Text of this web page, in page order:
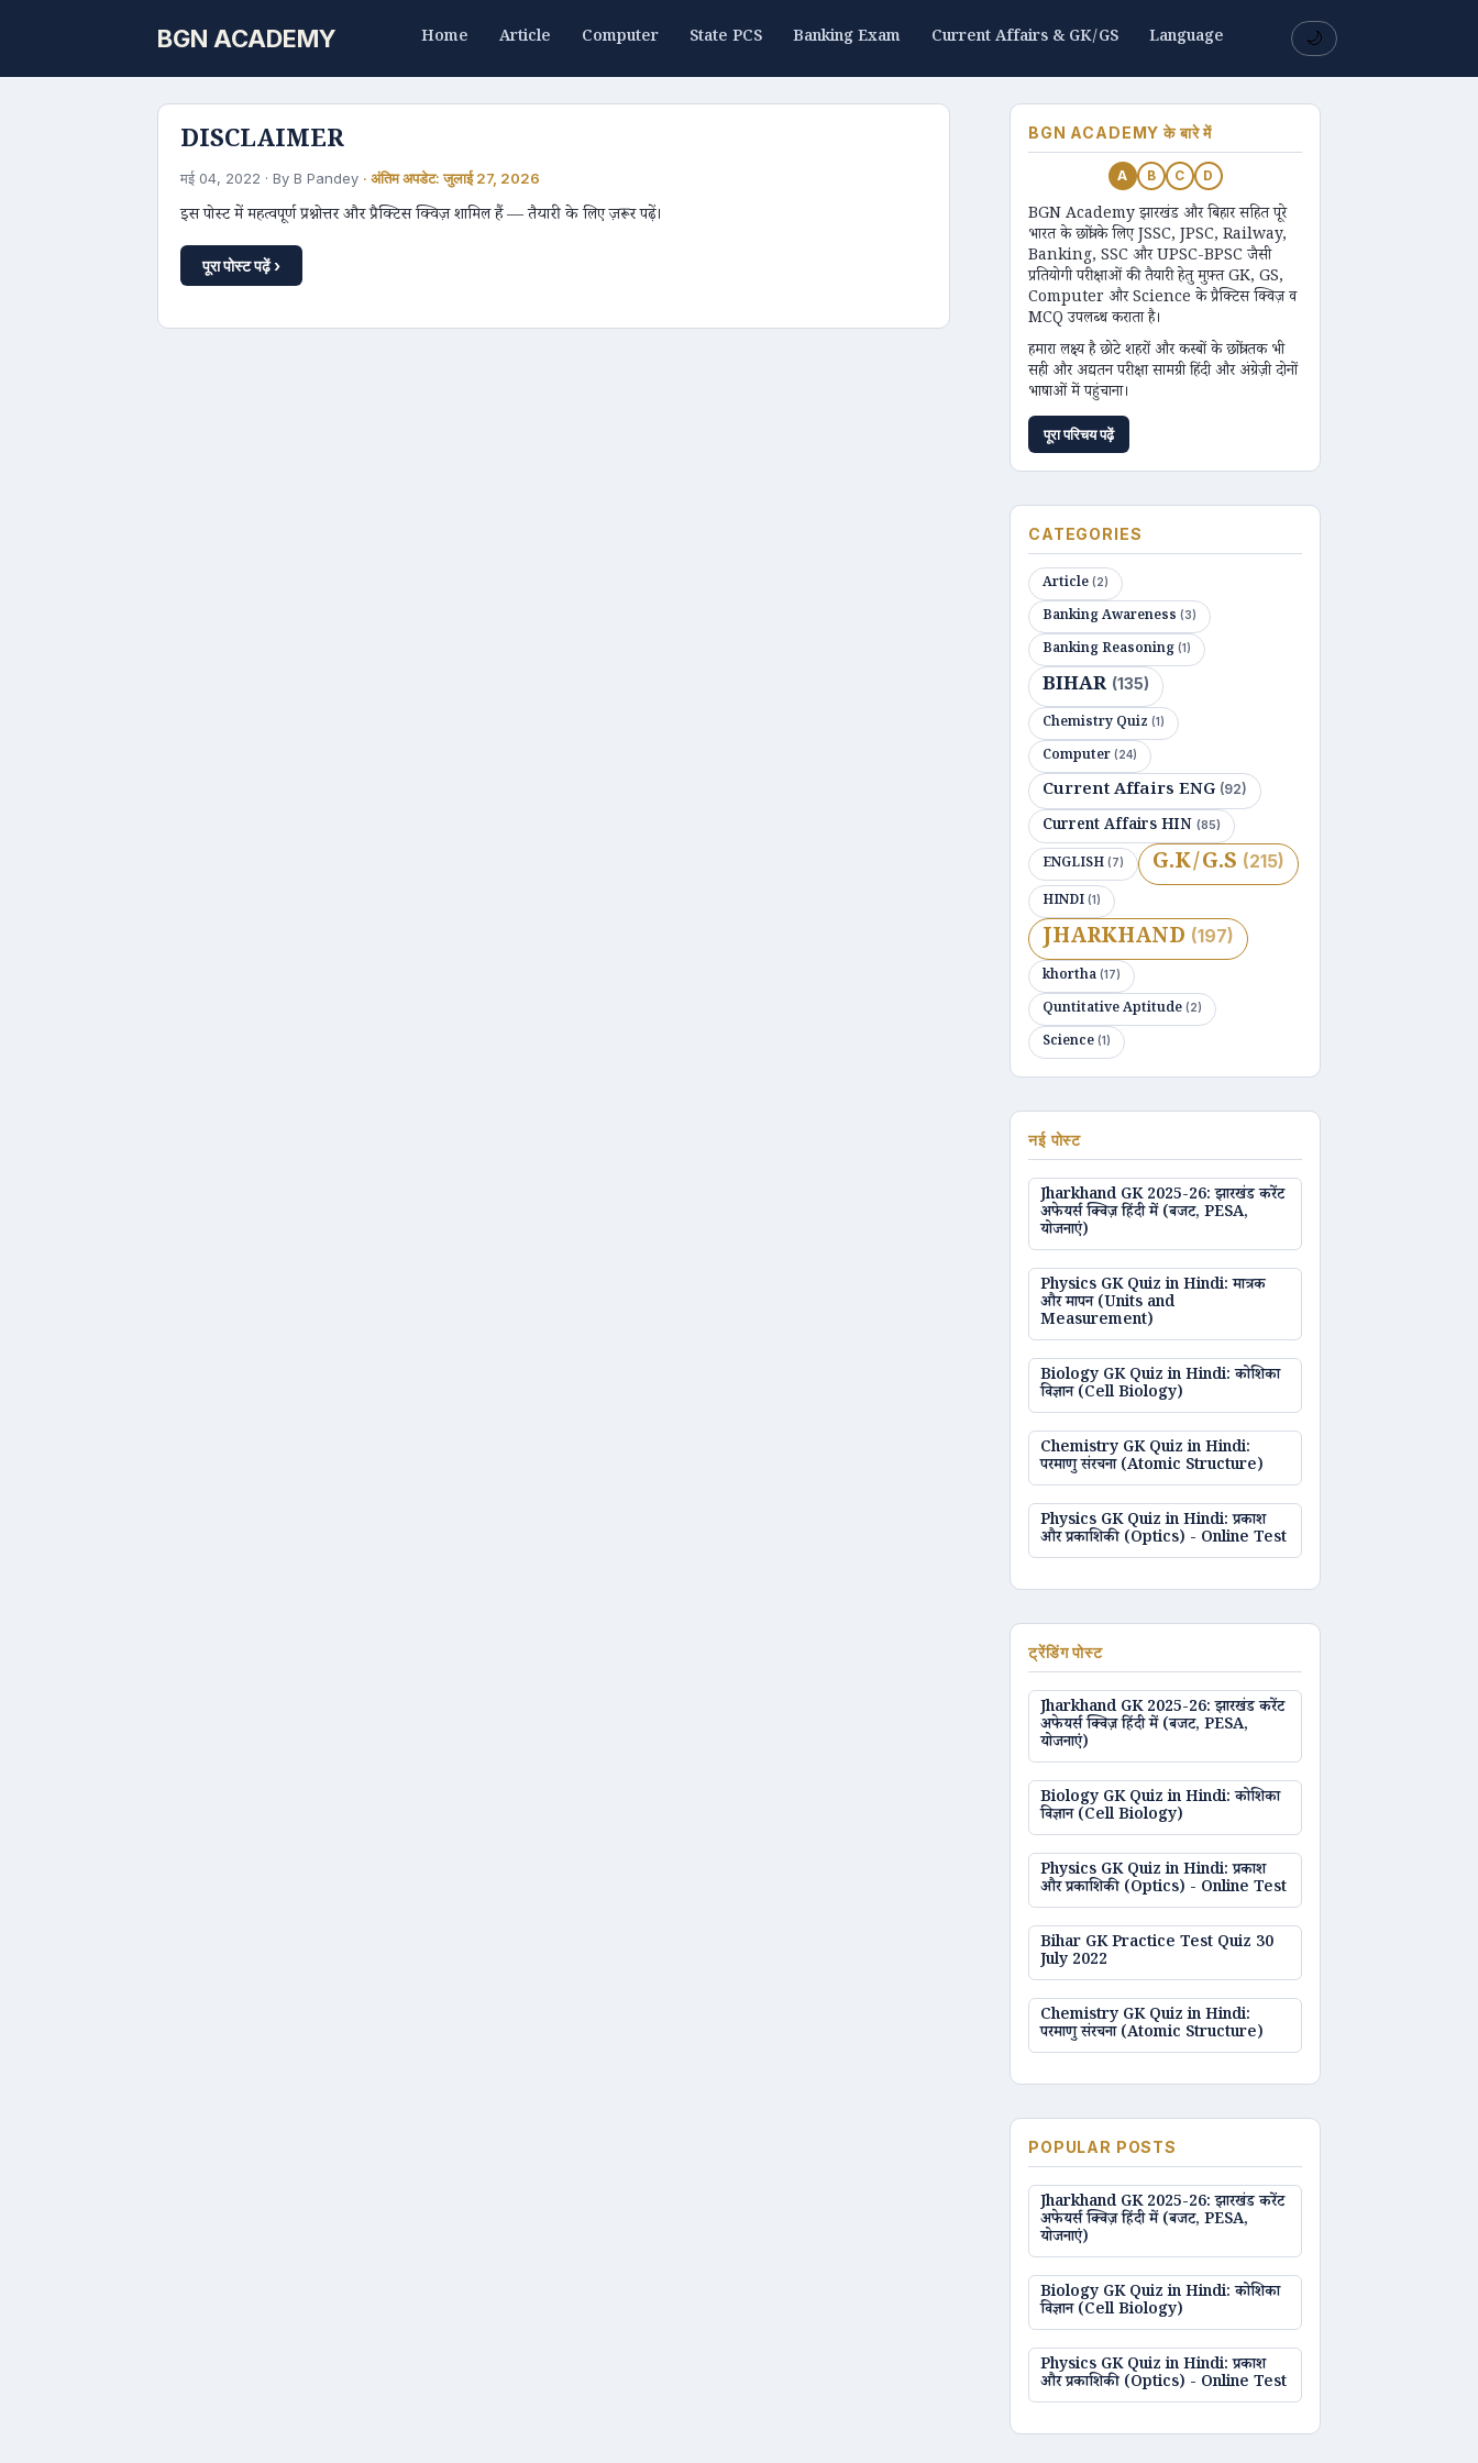
BGN ACADEMY 🌙
Home Article Computer State PCS Banking Exam Current Affairs & GK/GS Language
DISCLAIMER
मई 04, 2022 · By B Pandey · अंतिम अपडेट: जुलाई 27, 2026
इस पोस्ट में महत्वपूर्ण प्रश्नोत्तर और प्रैक्टिस क्विज़ शामिल हैं — तैयारी के लिए ज़रूर पढ़ें।
पूरा पोस्ट पढ़ें ›
BGN ACADEMY के बारे में
A B C D
BGN Academy झारखंड और बिहार सहित पूरे
भारत के छात्रों के लिए JSSC, JPSC, Railway,
Banking, SSC और UPSC-BPSC जैसी
प्रतियोगी परीक्षाओं की तैयारी हेतु मुफ़्त GK, GS,
Computer और Science के प्रैक्टिस क्विज़ व
MCQ उपलब्ध कराता है।
हमारा लक्ष्य है छोटे शहरों और कस्बों के छात्रों तक भी
सही और अद्यतन परीक्षा सामग्री हिंदी और अंग्रेज़ी दोनों
भाषाओं में पहुंचाना।
पूरा परिचय पढ़ें
CATEGORIES
Article(2)
Banking Awareness(3)
Banking Reasoning(1)
BIHAR (135)
Chemistry Quiz(1)
Computer(24)
Current Affairs ENG (92)
Current Affairs HIN(85)
ENGLISH(7) G.K/G.S (215)
HINDI(1)
JHARKHAND (197)
khortha(17)
Quntitative Aptitude(2)
Science(1)
नई पोस्ट
Jharkhand GK 2025-26: झारखंड करेंट
अफेयर्स क्विज़ हिंदी में (बजट, PESA,
योजनाएं)
Physics GK Quiz in Hindi: मात्रक
और मापन (Units and
Measurement)
Biology GK Quiz in Hindi: कोशिका
विज्ञान (Cell Biology)
Chemistry GK Quiz in Hindi:
परमाणु संरचना (Atomic Structure)
Physics GK Quiz in Hindi: प्रकाश
और प्रकाशिकी (Optics) - Online Test
ट्रेंडिंग पोस्ट
Jharkhand GK 2025-26: झारखंड करेंट
अफेयर्स क्विज़ हिंदी में (बजट, PESA,
योजनाएं)
Biology GK Quiz in Hindi: कोशिका
विज्ञान (Cell Biology)
Physics GK Quiz in Hindi: प्रकाश
और प्रकाशिकी (Optics) - Online Test
Bihar GK Practice Test Quiz 30
July 2022
Chemistry GK Quiz in Hindi:
परमाणु संरचना (Atomic Structure)
POPULAR POSTS
Jharkhand GK 2025-26: झारखंड करेंट
अफेयर्स क्विज़ हिंदी में (बजट, PESA,
योजनाएं)
Biology GK Quiz in Hindi: कोशिका
विज्ञान (Cell Biology)
Physics GK Quiz in Hindi: प्रकाश
और प्रकाशिकी (Optics) - Online Test